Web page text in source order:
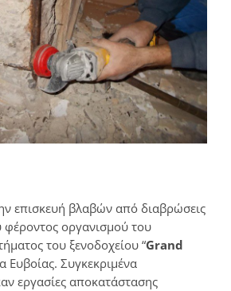
επισκευή βλαβών από διαβρώσεις
φέροντος οργανισμού του
του ξενοδοχείου “Grand
Ευβοίας. Συγκεκριμένα
εργασίες αποκατάστασης